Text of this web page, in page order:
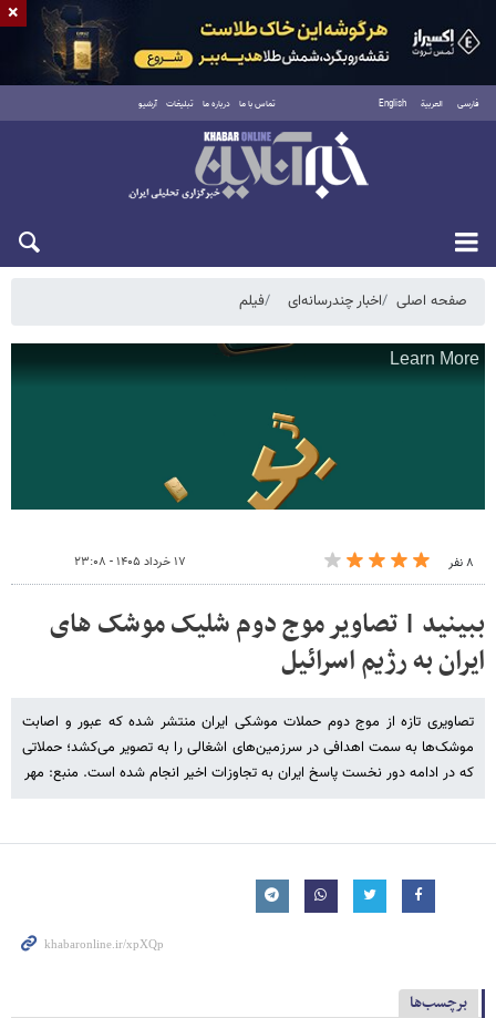
فارسی العربية English تماس با ما درباره ما تبلیغات آرشیو
جمعه ۱۶ مرداد ۱۴۰۵
صفحه اصلی اخبار چندرسانه‌ای فیلم
۸ نفر ۱۷ خرداد ۱۴۰۵ - ۲۳:۰۸
ببینید | تصاویر موج دوم شلیک موشک های
ایران به رژیم اسرائیل
تصاویری تازه از موج دوم حملات موشکی ایران منتشر شده که عبور و اصابت
موشک‌ها به سمت اهدافی در سرزمین‌های اشغالی را به تصویر می‌کشد؛ حملاتی
که در ادامه دور نخست پاسخ ایران به تجاوزات اخیر انجام شده است. منبع: مهر
برچسب‌ها
×